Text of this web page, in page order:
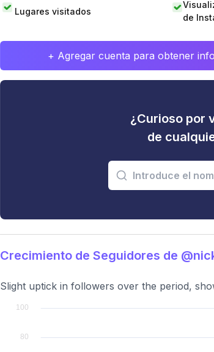
Lugares visitados
de
+ Agregar cuenta para obtener
¿Curioso por
de
Crecimiento de Seguidores de
Slight uptick in followers over the period,